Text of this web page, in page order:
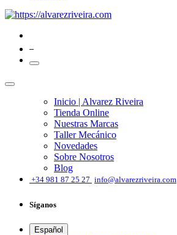
Inicio | Alvarez Riveira
Tienda Online
Nuestras Marcas
Taller Mecánico
Novedades
Sobre Nosotros
Blog
+34 981 87 25 27 info@alvarezriveira.com
Síganos
Español